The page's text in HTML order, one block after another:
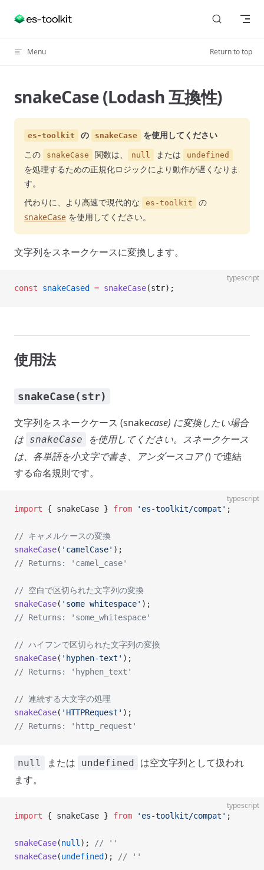
Skip to content
Menu Return to top
snakeCase (Lodash 互換性)
es-toolkit の snakeCase
を使用してください
この
snakeCase 関数は、 null または undefined
を処理するための正規化ロジックにより動作が遅くなりま
す。
代わりに、より高速で現代的な
es-toolkit
の
snakeCase を使用してください。
文字列をスネークケースに変換します。
typescript
const snakeCased = snakeCase(str);
使用法
snakeCase(str)
文字列をスネークケース (snakecase) に変換したい場合
は snakeCase
を使用してください。スネークケース
は、各単語を小文字で書き、アンダースコア () で連結
する命名規則です。
typescript
import { snakeCase } from 'es-toolkit/compat' ;
// キャメルケースの変換
snakeCase( 'camelCase' );
// Returns: 'camel_case'
// 空白で区切られた文字列の変換
snakeCase( 'some whitespace' );
// Returns: 'some_whitespace'
// ハイフンで区切られた文字列の変換
snakeCase( 'hyphen-text' );
// Returns: 'hyphen_text'
// 連続する大文字の処理
snakeCase( 'HTTPRequest' );
// Returns: 'http_request'
null または undefined
は空文字列として扱われ
ます。
typescript
import { snakeCase } from 'es-toolkit/compat' ;
snakeCase(null );
// ''
snakeCase(undefined ); // ''